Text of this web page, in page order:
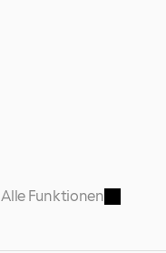
Alle Funktionen